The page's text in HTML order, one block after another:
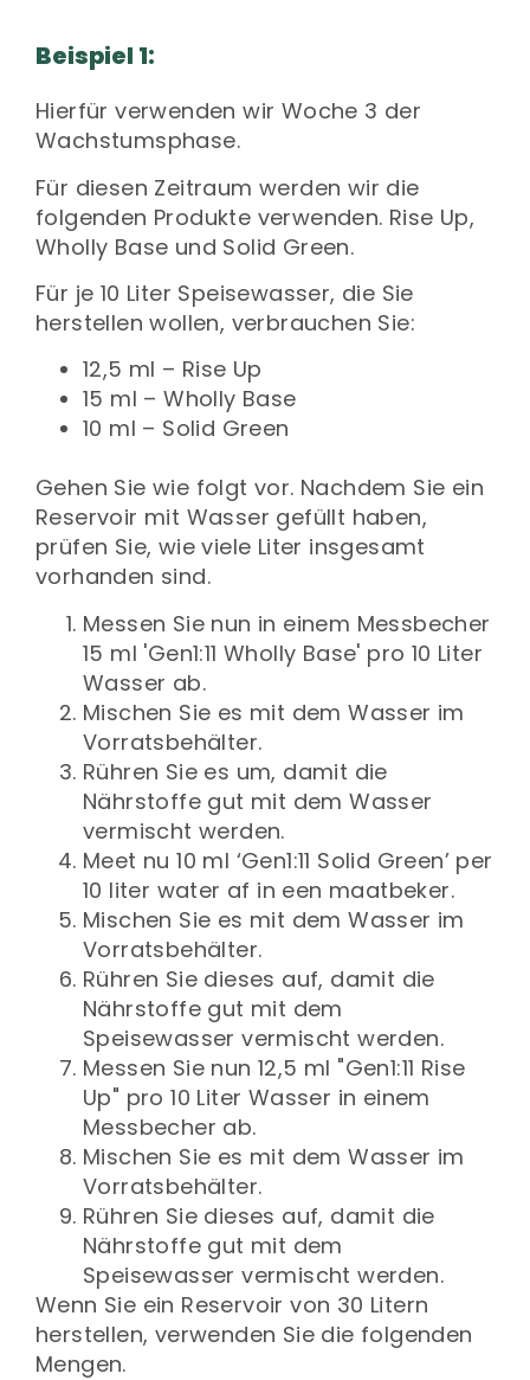
Beispiel 1:
Hierfür verwenden wir Woche 3 der
Wachstumsphase.
Für diesen Zeitraum werden wir die
folgenden Produkte verwenden. Rise Up,
Wholly Base und Solid Green.
Für je 10 Liter Speisewasser, die Sie
herstellen wollen, verbrauchen Sie:
12,5 ml – Rise Up
15 ml – Wholly Base
10 ml – Solid Green
Gehen Sie wie folgt vor. Nachdem Sie ein
Reservoir mit Wasser gefüllt haben,
prüfen Sie, wie viele Liter insgesamt
vorhanden sind.
Messen Sie nun in einem Messbecher
15 ml 'Gen1:11 Wholly Base' pro 10 Liter
Wasser ab.
Mischen Sie es mit dem Wasser im
Vorratsbehälter.
Rühren Sie es um, damit die
Nährstoffe gut mit dem Wasser
vermischt werden.
Meet nu 10 ml ‘Gen1:11 Solid Green’ per
10 liter water af in een maatbeker.
Mischen Sie es mit dem Wasser im
Vorratsbehälter.
Rühren Sie dieses auf, damit die
Nährstoffe gut mit dem
Speisewasser vermischt werden.
Messen Sie nun 12,5 ml "Gen1:11 Rise
Up" pro 10 Liter Wasser in einem
Messbecher ab.
Mischen Sie es mit dem Wasser im
Vorratsbehälter.
Rühren Sie dieses auf, damit die
Nährstoffe gut mit dem
Speisewasser vermischt werden.
Wenn Sie ein Reservoir von 30 Litern
herstellen, verwenden Sie die folgenden
Mengen.